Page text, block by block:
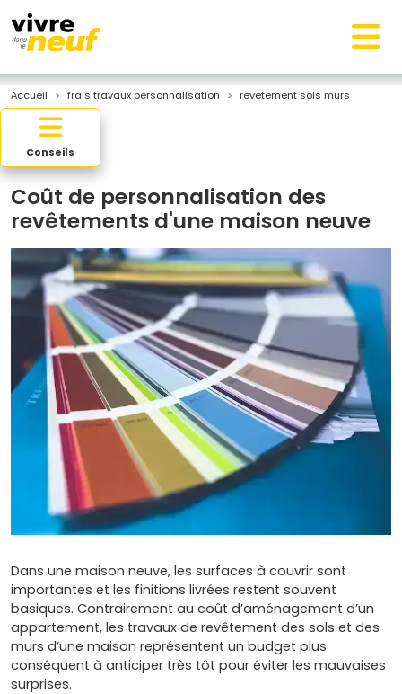
Accueil frais travaux personnalisation revetement sols murs
Coût de personnalisation des
revêtements d'une maison neuve
Dans une maison neuve, les surfaces à couvrir sont
importantes et les finitions livrées restent souvent
basiques. Contrairement au coût d’aménagement d’un
appartement, les travaux de revêtement des sols et des
murs d’une maison représentent un budget plus
conséquent à anticiper très tôt pour éviter les mauvaises
surprises.
Conseils